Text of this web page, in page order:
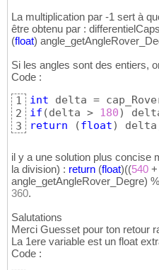
La multiplication par -1 sert à
être obtenu par :
(float)
Si les angles sont des entiers,
Code :
1
2
3
int
if (delta > 180)
return
(float)
il y a une solution plus concise
la division) : return (float)((540
angle_getAngleRover_Degre) %
360.
Salutations
Merci Guesset pour ton retour
La 1ere variable est un float
Code :